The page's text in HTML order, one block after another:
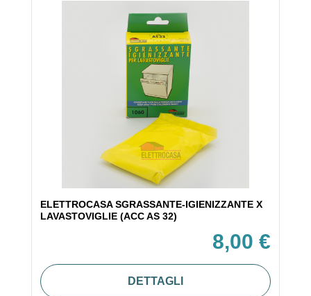
ELETTROCASA SGRASSANTE-IGIENIZZANTE X
LAVASTOVIGLIE (ACC AS 32)
8,00 €
DETTAGLI